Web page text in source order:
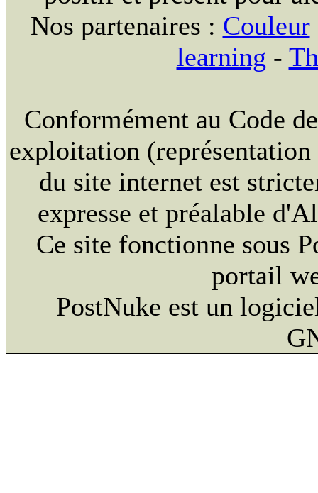
Nos partenaires : Couleur
learning -
Conformément au Code
exploitation
du site internet est
expresse et préalable
Ce site fonctionne sous
portail
PostNuke est un